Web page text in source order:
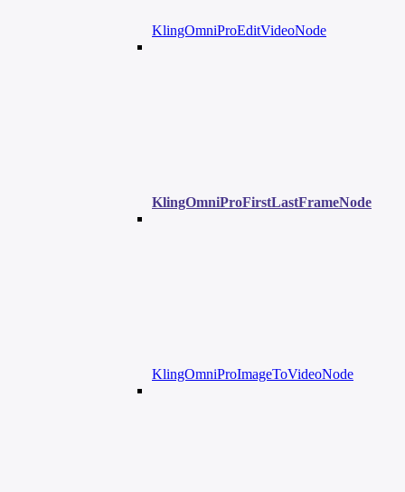
KlingOmniProEditVideoNode
KlingOmniProFirstLastFrameNode
KlingOmniProImageToVideoNode